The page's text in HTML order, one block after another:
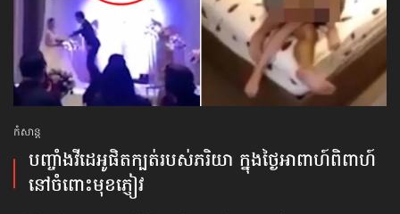
កំសាន្ដ
បញ្ចាំង​វីដេអូ​​ផិតក្បត់​របស់​ភរិយា ក្នុង​ថ្ងៃ​​អាពាហ៍ពិពាហ៍
នៅចំពោះ​មុខភ្ញៀវ